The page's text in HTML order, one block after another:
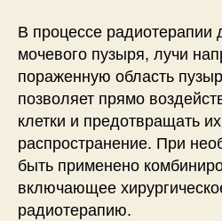
В процессе радиотерапии
мочевого пузыря, лучи
пораженную область
позволяет прямо
клетки и предотвращать
распространение. При
быть применено
включающее
радиотерапию.